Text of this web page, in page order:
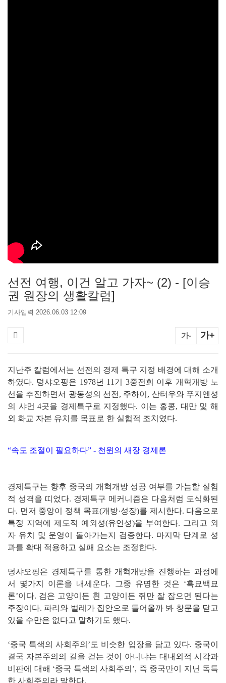
선전 여행, 이건 알고 가자~ (2) - [이승
권 원장의 생활칼럼]
기사입력 2026.06.03 12:09
가- 가+
지난주 칼럼에서는 선전의 경제 특구 지정 배경에 대해 소개
하였다. 덩샤오핑은 1978년 11기 3중전회 이후 개혁개방 노
선을 추진하면서 광동성의 선전, 주하이, 산터우와 푸지엔성
의 샤먼 4곳을 경제특구로 지정했다. 이는 홍콩, 대만 및 해
외 화교 자본 유치를 목표로 한 실험적 조치였다.
“속도 조절이 필요하다” - 천윈의 새장 경제론
경제특구는 향후 중국의 개혁개방 성공 여부를 가늠할 실험
적 성격을 띠었다. 경제특구 메커니즘은 다음처럼 도식화된
다. 먼저 중앙이 정책 목표(개방·성장)를 제시한다. 다음으로
특정 지역에 제도적 예외성(유연성)을 부여한다. 그리고 외
자 유치 및 운영이 돌아가는지 검증한다. 마지막 단계로 성
과를 확대 적용하고 실패 요소는 조정한다.
덩샤오핑은 경제특구를 통한 개혁개방을 진행하는 과정에
서 몇가지 이론을 내세운다. 그중 유명한 것은 ‘흑묘백묘
론’이다. 검은 고양이든 흰 고양이든 쥐만 잘 잡으면 된다는
주장이다. 파리와 벌레가 집안으로 들어올까 봐 창문을 닫고
있을 수만은 없다고 말하기도 했다.
‘중국 특색의 사회주의’도 비슷한 입장을 담고 있다. 중국이
결국 자본주의의 길을 걷는 것이 아니냐는 대내외적 시각과
비판에 대해 ‘중국 특색의 사회주의’, 즉 중국만이 지닌 독특
한 사회주의라 말한다.